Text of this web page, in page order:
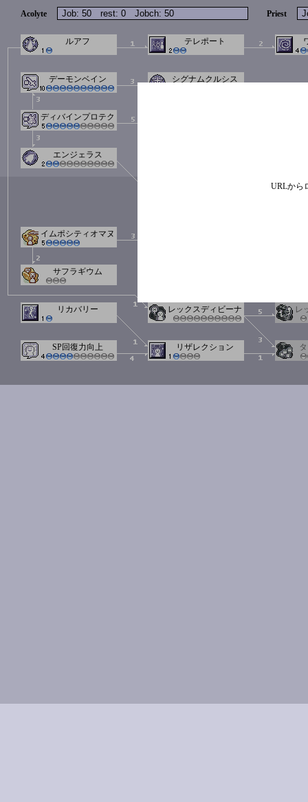
Acolyte Priest
エンジェラス
デーモンベイン
ディバインプロテク
ション
ルアフ
シグナムクルシス
テレポート
SP回復力向上
イムポシティオマヌ
ス
レ
レックスディビーナ
リカバリー
リザレクション
サフラギウム
URLから